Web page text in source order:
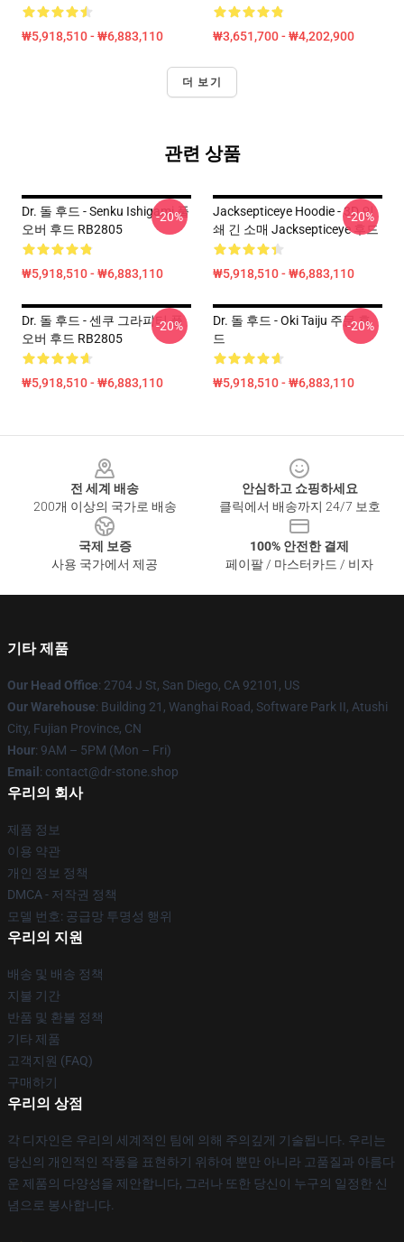
₩5,918,510 - ₩6,883,110 ₩3,651,700 - ₩4,202,900
더 보기
관련 상품
Dr. 돌 후드 - Senku Ishigami 풀
오버 후드 RB2805
₩5,918,510 - ₩6,883,110
-20%
Jacksepticeye Hoodie - 3D 인
쇄 긴 소매 Jacksepticeye 후드
₩5,918,510 - ₩6,883,110
-20%
Dr. 돌 후드 - 센쿠 그라피티 풀
오버 후드 RB2805
₩5,918,510 - ₩6,883,110
-20%
Dr. 돌 후드 - Oki Taiju 주문 후
드
₩5,918,510 - ₩6,883,110
-20%
전 세계 배송
200개 이상의 국가로 배송
안심하고 쇼핑하세요
클릭에서 배송까지 24/7 보호
국제 보증
사용 국가에서 제공
100% 안전한 결제
페이팔 / 마스터카드 / 비자
기타 제품
Our Head Office: 2704 J St, San Diego, CA 92101, US
Our Warehouse: Building 21, Wanghai Road, Software Park II, Atushi
City, Fujian Province, CN
Hour: 9AM – 5PM (Mon – Fri)
Email : contact@dr-stone.shop
우리의 회사
제품 정보
이용 약관
개인 정보 정책
DMCA - 저작권 정책
모델 번호: 공급망 투명성 행위
우리의 지원
배송 및 배송 정책
지불 기간
반품 및 환불 정책
기타 제품
고객지원 (FAQ)
구매하기
우리의 상점
각 디자인은 우리의 세계적인 팀에 의해 주의깊게 기술됩니다. 우리는
당신의 개인적인 작풍을 표현하기 위하여 뿐만 아니라 고품질과 아름다
운 제품의 다양성을 제안합니다, 그러나 또한 당신이 누구의 일정한 신
념으로 봉사합니다.